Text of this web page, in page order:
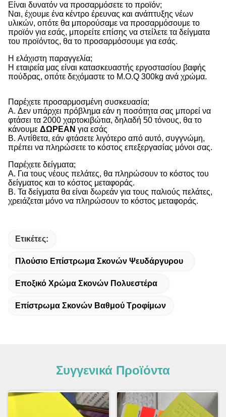
Είναι δυνατόν να προσαρμόσετε το προϊόν;
Ναι, έχουμε ένα κέντρο έρευνας και ανάπτυξης νέων
υλικών, οπότε θα μπορούσαμε να προσαρμόσουμε το
προϊόν για εσάς, μπορείτε επίσης να στείλετε τα δείγματα
του προϊόντος, θα το προσαρμόσουμε για εσάς.
Η ελάχιστη παραγγελία;
Η εταιρεία μας είναι κατασκευαστής εργοστασίου βαφής
πούδρας, οπότε δεχόμαστε το M.O.Q 300kg ανά χρώμα.
Παρέχετε προσαρμοσμένη συσκευασία;
Α. Δεν υπάρχει πρόβλημα εάν η ποσότητα σας μπορεί να
φτάσει τα 2000 χαρτοκιβώτια, δηλαδή 50 τόνους, θα το
κάνουμε ΔΩΡΕΑΝ για εσάς
Β. Αντίθετα, εάν φτάσετε λιγότερο από αυτό, συγγνώμη,
πρέπει να πληρώσετε το κόστος επεξεργασίας μόνοι σας.
Παρέχετε δείγματα;
Α. Για τους νέους πελάτες, θα πληρώσουν το κόστος του
δείγματος και το κόστος μεταφοράς.
Β. Τα δείγματα θα είναι δωρεάν για τους παλιούς πελάτες,
χρειάζεται μόνο να πληρώσουν το κόστος μεταφοράς.
Ετικέτες:
Πλούσιο Επίστρωμα Σκονών Ψευδάργυρου
Εποξικό Χρώμα Σκονών Πολυεστέρα
Επίστρωμα Σκονών Βαθμού Τροφίμων
Συγγενικά Προϊόντα